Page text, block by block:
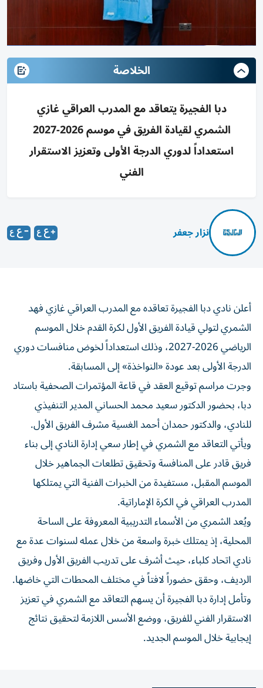
الخلاصة
دبا الفجيرة يتعاقد مع المدرب العراقي غازي
الشمري لقيادة الفريق في موسم 2026-2027
استعداداً لدوري الدرجة الأولى وتعزيز الاستقرار
الفني
نزار جعفر
أعلن نادي دبا الفجيرة تعاقده مع المدرب العراقي غازي فهد
الشمري لتولي قيادة الفريق الأول لكرة القدم خلال الموسم
الرياضي 2026-2027، وذلك استعداداً لخوض منافسات دوري
الدرجة الأولى بعد عودة «النواخذة» إلى المسابقة.
وجرت مراسم توقيع العقد في قاعة المؤتمرات الصحفية باستاد
دبا، بحضور الدكتور سعيد محمد الحساني المدير التنفيذي
للنادي، والدكتور حمدان أحمد الغسية مشرف الفريق الأول.
ويأتي التعاقد مع الشمري في إطار سعي إدارة النادي إلى بناء
فريق قادر على المنافسة وتحقيق تطلعات الجماهير خلال
الموسم المقبل، مستفيدة من الخبرات الفنية التي يمتلكها
المدرب العراقي في الكرة الإماراتية.
ويُعد الشمري من الأسماء التدريبية المعروفة على الساحة
المحلية، إذ يمتلك خبرة واسعة من خلال عمله لسنوات عدة مع
نادي اتحاد كلباء، حيث أشرف على تدريب الفريق الأول وفريق
الرديف، وحقق حضوراً لافتاً في مختلف المحطات التي خاضها.
وتأمل إدارة دبا الفجيرة أن يسهم التعاقد مع الشمري في تعزيز
الاستقرار الفني للفريق، ووضع الأسس اللازمة لتحقيق نتائج
إيجابية خلال الموسم الجديد.